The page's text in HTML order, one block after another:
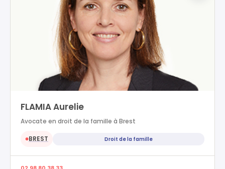
FLAMIA Aurelie
Avocate en droit de la famille à Brest
●BREST Droit de la famille